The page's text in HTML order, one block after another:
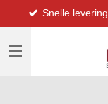
direct
naar
hoofdinhoud
Snelle levering